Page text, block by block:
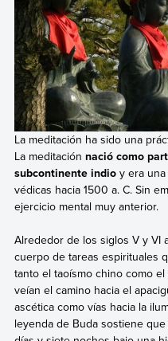
La meditación ha sido una
La meditación nació como
subcontinente indioy era una
védicas hacia 1500 a. C. Sin
ejercicio mental muy anterior.
Alrededor de los siglos V y VI
cuerpo de tareas espirituales
tanto el taoísmo chino como
veían el camino hacia el
ascética como vías hacia la
leyenda de Buda sostiene